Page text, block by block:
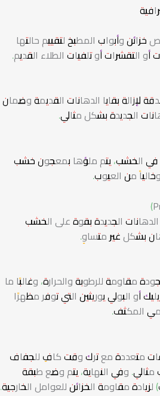
وأبواب المطبخ لتقييم حالتها
التقشرات أو تلفيات الطلاء القديم.
لإزالة بقايا الدهانات القديمة وضمان
الجديدة بشكل مثالي.
الخشب، يتم ملؤها بمعجون خشب
من العيوب.
الجديدة بقوة على الخشب
بشكل غير متساوٍ.
مقاومة للرطوبة والحرارة، وغالبًا ما
أو البولي يوريثين التي توفر مظهرًا
المكثف.
متعددة مع ترك وقت كافٍ للجفاف
وفي النهاية، يتم وضع طبقة
مقاومة الخزائن للعوامل الخارجية.